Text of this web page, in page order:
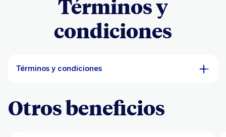
Términos y
condiciones
Términos y condiciones
Otros beneficios